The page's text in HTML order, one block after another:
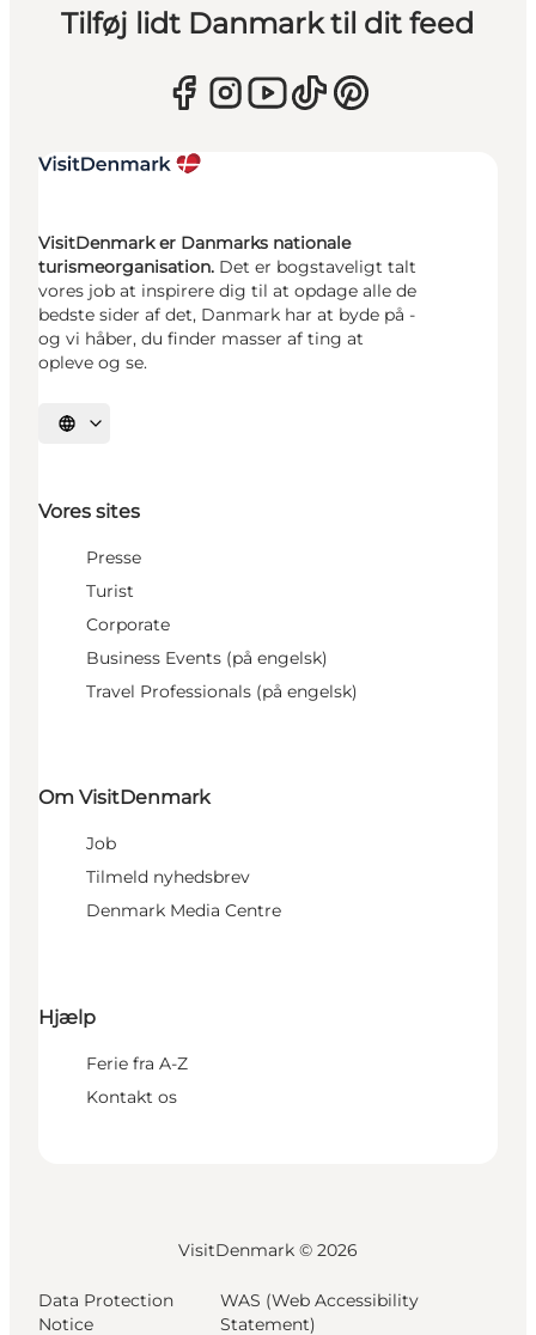
Tilføj lidt Danmark til dit feed
VisitDenmark er Danmarks nationale
turismeorganisation. Det er bogstaveligt talt
vores job at inspirere dig til at opdage alle de
bedste sider af det, Danmark har at byde på -
og vi håber, du finder masser af ting at
opleve og se.
Vælg sprog
Vores sites
Presse
Turist
Corporate
Business Events (på engelsk)
Travel Professionals (på engelsk)
Om VisitDenmark
Job
Tilmeld nyhedsbrev
Denmark Media Centre
Hjælp
Ferie fra A-Z
Kontakt os
VisitDenmark © 2026
Data Protection
Notice
WAS (Web Accessibility
Statement)